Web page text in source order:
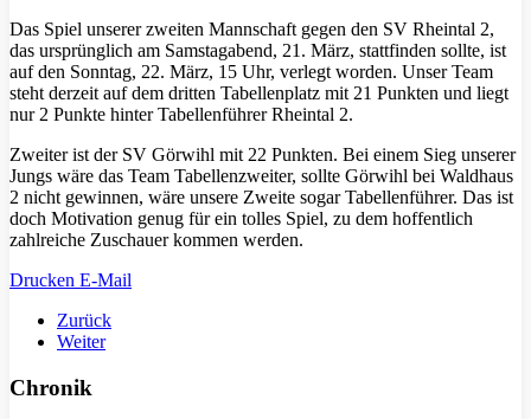
Das Spiel unserer zweiten Mannschaft gegen den SV Rheintal 2,
das ursprünglich am Samstagabend, 21. März, stattfinden sollte, ist
auf den Sonntag, 22. März, 15 Uhr, verlegt worden. Unser Team
steht derzeit auf dem dritten Tabellenplatz mit 21 Punkten und liegt
nur 2 Punkte hinter Tabellenführer Rheintal 2.
Zweiter ist der SV Görwihl mit 22 Punkten. Bei einem Sieg unserer
Jungs wäre das Team Tabellenzweiter, sollte Görwihl bei Waldhaus
2 nicht gewinnen, wäre unsere Zweite sogar Tabellenführer. Das ist
doch Motivation genug für ein tolles Spiel, zu dem hoffentlich
zahlreiche Zuschauer kommen werden.
Drucken E-Mail
Zurück
Weiter
Chronik